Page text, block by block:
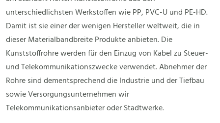
unterschiedlichsten Werkstoffen wie PP, PVC-U und PE-HD.
Damit ist sie einer der wenigen Hersteller weltweit, die in
dieser Materialbandbreite Produkte anbieten. Die
Kunststoffrohre werden für den Einzug von Kabel zu Steuer-
und Telekommunikationszwecke verwendet. Abnehmer der
Rohre sind dementsprechend die Industrie und der Tiefbau
sowie Versorgungsunternehmen wir
Telekommunikationsanbieter oder Stadtwerke.